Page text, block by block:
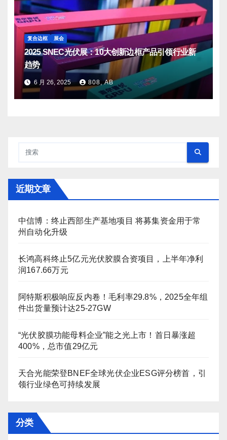
复合边框 展会
2025 SNEC光伏展：10大创新边框产品引领行业新
趋势
6 月 26, 2025 808, AB
近期文章
中信博：终止西部生产基地项目 将募集资金用于常
州自动化升级
长鸿高科终止5亿元光伏胶膜合资项目，上半年净利
润167.66万元
阿特斯积极响应反内卷！毛利率29.8%，2025全年组
件出货量预计达25-27GW
“光伏胶膜功能母料企业”能之光上市！首日暴涨超
400%，总市值29亿元
天合光能荣登BNEF全球光伏企业ESG评分榜首，引
领行业绿色可持续发展
分类